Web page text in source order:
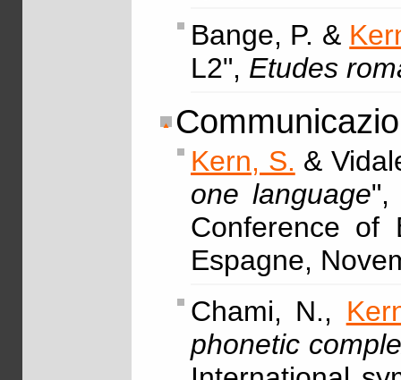
Bange, P. &
L2", Etudes
Kern, S. &
one language",
Conference of
Espagne,
Chami, N.,
phonetic